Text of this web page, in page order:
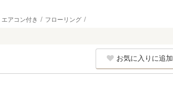
エアコン付き フローリング
お気に入りに追加